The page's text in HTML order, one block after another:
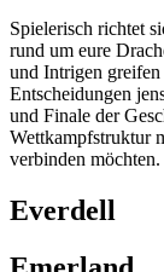
Spielerisch richtet
rund um eure
und Intrigen
Entscheidungen
und Finale der
Wettkampfstruktur
verbinden möchten.
Everdell